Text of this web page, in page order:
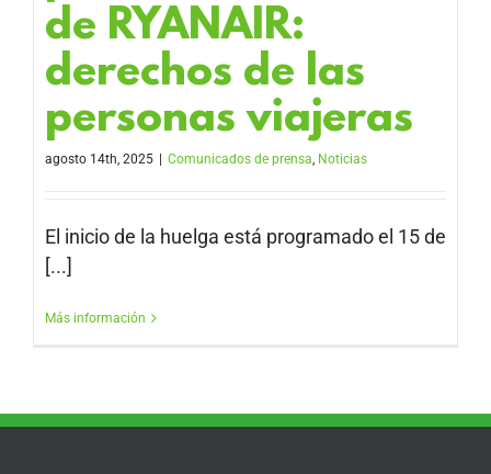
de RYANAIR:
derechos de las
personas viajeras
agosto 14th, 2025 Comunicados de prensa, Noticias
El inicio de la huelga está programado el 15 de
[...]
Más información